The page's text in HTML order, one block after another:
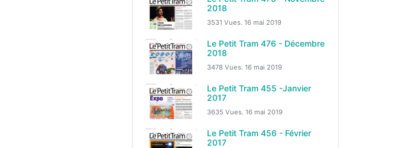
2018
3531 Vues. 16 mai 2019
Le Petit Tram 476 - Décembre
2018
3478 Vues. 16 mai 2019
Le Petit Tram 455 -Janvier
2017
3635 Vues. 16 mai 2019
Le Petit Tram 456 - Février
2017